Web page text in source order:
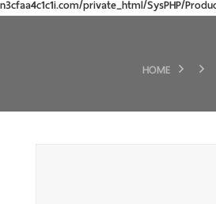
n3cfaa4c1c1i.com/private_html/SysPHP/
HOME